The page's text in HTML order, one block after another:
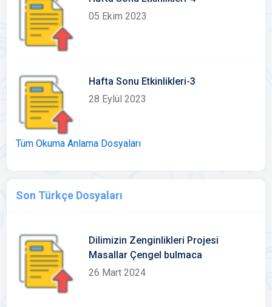
05 Ekim 2023
Hafta Sonu Etkinlikleri-3
28 Eylül 2023
Tüm Okuma Anlama Dosyaları
Son Türkçe Dosyaları
Dilimizin Zenginlikleri Projesi
Masallar Çengel bulmaca
26 Mart 2024